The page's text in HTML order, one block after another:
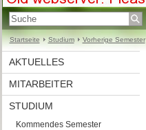
Startseite Studium Vorherige Semester
AKTUELLES
MITARBEITER
STUDIUM
Kommendes Semester